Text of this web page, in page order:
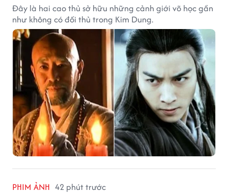
Đây là hai cao thủ sở hữu những cảnh giới võ học gần
như không có đối thủ trong Kim Dung.
PHIM ẢNH 42 phút trước